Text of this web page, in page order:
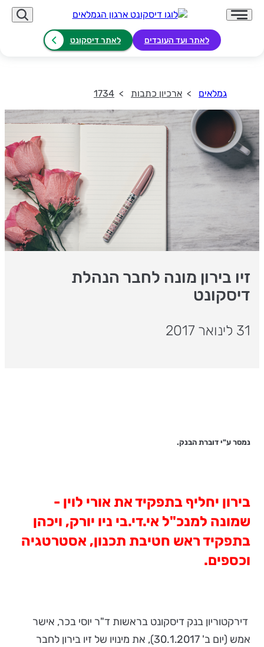
לאתר ועד העובדים לאתר דיסקונט
גמלאים ארכיון כתבות 1734
זיו בירון מונה לחבר הנהלת
דיסקונט
31 לינואר 2017
נמסר ע"י דוברת הבנק.
בירון יחליף בתפקיד את אורי לוין -
שמונה למנכ"ל אי.די.בי ניו יורק, ויכהן
בתפקיד ראש חטיבת תכנון, אסטרטגיה
וכספים.
דירקטוריון בנק דיסקונט בראשות ד"ר יוסי בכר, אישר
אמש (יום ב' 30.1.2017), את מינויו של זיו בירון לחבר